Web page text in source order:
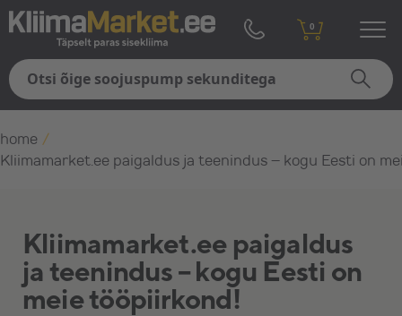
0
home /
Kliimamarket.ee paigaldus ja teenindus – kogu Eesti on
Kliimamarket.ee paigaldus
ja teenindus – kogu Eesti on
meie tööpiirkond!